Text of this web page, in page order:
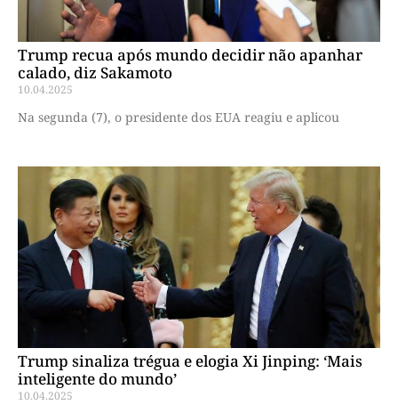
Trump recua após mundo decidir não apanhar
calado, diz Sakamoto
10.04.2025
Na segunda (7), o presidente dos EUA reagiu e aplicou
Trump sinaliza trégua e elogia Xi Jinping: ‘Mais
inteligente do mundo’
10.04.2025